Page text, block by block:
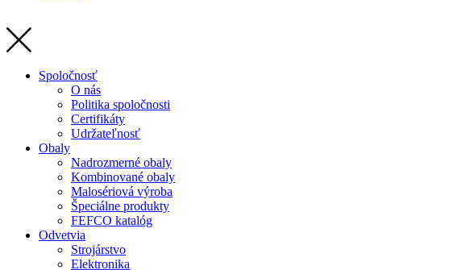
Spoločnosť
O nás
Politika spoločnosti
Certifikáty
Udržateľnosť
Obaly
Nadrozmerné obaly
Kombinované obaly
Malosériová výroba
Špeciálne produkty
FEFCO katalóg
Odvetvia
Strojárstvo
Elektronika